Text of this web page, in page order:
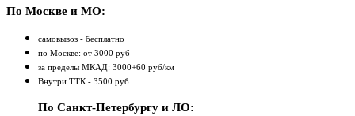
По Москве и МО:
самовывоз - бесплатно
по Москве: от 3000 руб
за пределы МКАД: 3000+60 руб/км
Внутри ТТК - 3500 руб
По Санкт-Петербургу и ЛО: